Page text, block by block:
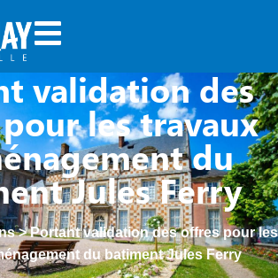
validation des
les travaux
du
Jules Ferry
>Portant validation des offres pour les
du batiment Jules Ferry